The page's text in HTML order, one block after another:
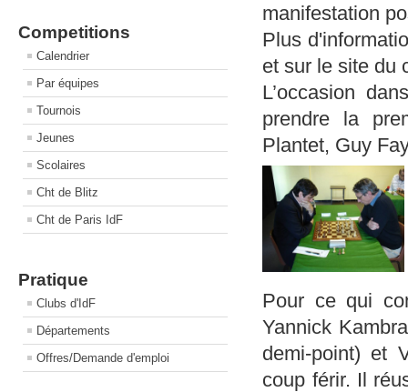
Competitions
Calendrier
Par équipes
Tournois
Jeunes
Scolaires
Cht de Blitz
Cht de Paris IdF
Pratique
Clubs d'IdF
Départements
Offres/Demande d'emploi
manifestation
Plus
et sur le site du
L’occasion
prendre la
Plantet, Guy
Pour ce qui
Yannick
demi-point) et
coup férir. Il